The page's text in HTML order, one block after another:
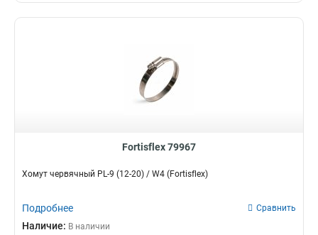
Fortisflex 79967
Хомут червячный PL-9 (12-20) / W4 (Fortisflex)
Подробнее Сравнить
Наличие: В наличии